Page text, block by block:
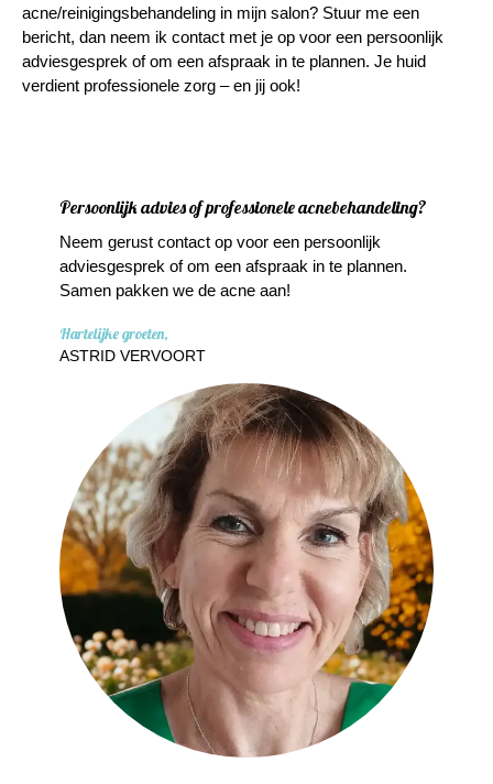
acne/reinigingsbehandeling in mijn salon? Stuur me een
bericht, dan neem ik contact met je op voor een persoonlijk
adviesgesprek of om een afspraak in te plannen. Je huid
verdient professionele zorg – en jij ook!
Persoonlijk advies of professionele acnebehandeling?
Neem gerust contact op voor een persoonlijk
adviesgesprek of om een afspraak in te plannen.
Samen pakken we de acne aan!
Hartelijke groeten,
ASTRID VERVOORT